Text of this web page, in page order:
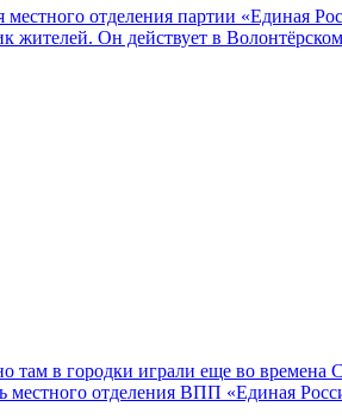
отделения партии «Единая
Он действует в
там в городки играли еще во
местного отделения ВПП «Единая